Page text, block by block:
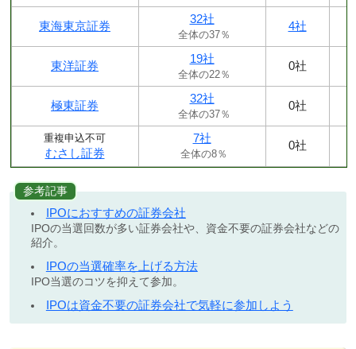
東海東京証券
32社
全体の37％
4社
東洋証券
19社
全体の22％
0社
極東証券
32社
全体の37％
0社
重複申込不可
むさし証券
7社
全体の8％
0社
参考記事
IPOにおすすめの証券会社
IPOの当選回数が多い証券会社や、資金不要の証券会社などの
紹介。
IPOの当選確率を上げる方法
IPO当選のコツを抑えて参加。
IPOは資金不要の証券会社で気軽に参加しよう